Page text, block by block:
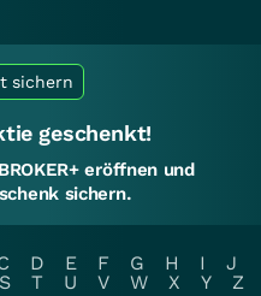
sichern
geschenkt!
eröffnen und
sichern.
D E F G H I
J
S T U V W X Y
Z